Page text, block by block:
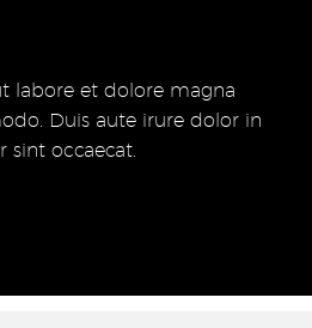
labore et dolore magna
Duis aute irure dolor in
sint occaecat.